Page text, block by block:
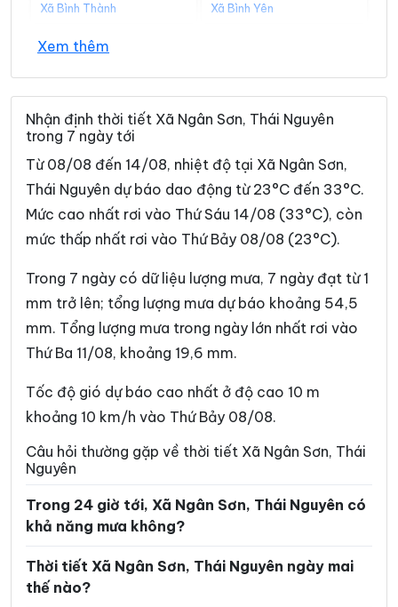
Xã Bình Thành Xã Bình Yên
Xã Cẩm Giàng
Xã Chợ Đồn Xã Chợ Mới
Xã Chợ Rã Xã Côn Minh
Xã Cường Lợi
Xã Đại Từ Xã Dân Tiến
Xã Điềm Thụy Xã Định Hóa
Xã Đồng Hỷ Xã Đồng Phúc
Xã Đức Lương Xã Hiệp Lực
Xã Hợp Thành Xã Kha Sơn
Xã Kim Phượng Xã La Bằng
Xã La Hiên Xã Lam Vỹ
Xã Nà Phặc Xã Na Rì
Xã Nam Cường Xã Nam Hòa
Xã Nghinh Tường
Xã Phú Bình Xã Phú Đình
Xã Phú Lạc
Xem thêm
Nhận định thời tiết Xã Ngân Sơn, Thái Nguyên
trong 7 ngày tới
Từ 08/08 đến 14/08, nhiệt độ tại Xã Ngân Sơn,
Thái Nguyên dự báo dao động từ 23°C đến 33°C.
Mức cao nhất rơi vào Thứ Sáu 14/08 (33°C), còn
mức thấp nhất rơi vào Thứ Bảy 08/08 (23°C).
Trong 7 ngày có dữ liệu lượng mưa, 7 ngày đạt từ 1
mm trở lên; tổng lượng mưa dự báo khoảng 54,5
mm. Tổng lượng mưa trong ngày lớn nhất rơi vào
Thứ Ba 11/08, khoảng 19,6 mm.
Tốc độ gió dự báo cao nhất ở độ cao 10 m
khoảng 10 km/h vào Thứ Bảy 08/08.
Câu hỏi thường gặp về thời tiết Xã Ngân Sơn, Thái
Nguyên
Trong 24 giờ tới, Xã Ngân Sơn, Thái Nguyên có
khả năng mưa không?
Thời tiết Xã Ngân Sơn, Thái Nguyên ngày mai
thế nào?